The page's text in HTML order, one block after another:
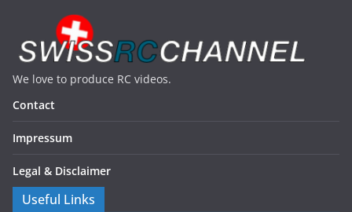
We love to produce RC videos.
Contact
Impressum
Legal & Disclaimer
Useful Links